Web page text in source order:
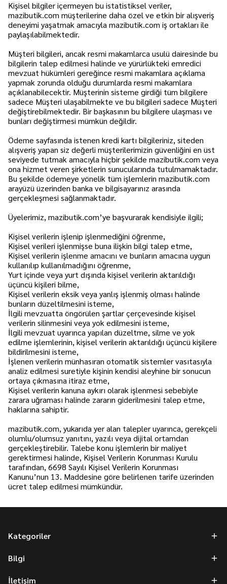
Kişisel bilgiler içermeyen bu istatistiksel veriler,
mazibutik.com müşterilerine daha özel ve etkin bir alışveriş
deneyimi yaşatmak amacıyla mazibutik.com iş ortakları ile
paylaşılabilmektedir.
Müşteri bilgileri, ancak resmi makamlarca usulü dairesinde bu
bilgilerin talep edilmesi halinde ve yürürlükteki emredici
mevzuat hükümleri gereğince resmi makamlara açıklama
yapmak zorunda olduğu durumlarda resmi makamlara
açıklanabilecektir. Müşterinin sisteme girdiği tüm bilgilere
sadece Müşteri ulaşabilmekte ve bu bilgileri sadece Müşteri
değiştirebilmektedir. Bir başkasının bu bilgilere ulaşması ve
bunları değiştirmesi mümkün değildir.
Ödeme sayfasında istenen kredi kartı bilgileriniz, siteden
alışveriş yapan siz değerli müşterilerimizin güvenliğini en üst
seviyede tutmak amacıyla hiçbir şekilde mazibutik.com veya
ona hizmet veren şirketlerin sunucularında tutulmamaktadır.
Bu şekilde ödemeye yönelik tüm işlemlerin mazibutik.com
arayüzü üzerinden banka ve bilgisayarınız arasında
gerçekleşmesi sağlanmaktadır.
Üyelerimiz, mazibutik.com’ye başvurarak kendisiyle ilgili;
Kişisel verilerin işlenip işlenmediğini öğrenme,
Kişisel verileri işlenmişse buna ilişkin bilgi talep etme,
Kişisel verilerin işlenme amacını ve bunların amacına uygun
kullanılıp kullanılmadığını öğrenme,
Yurt içinde veya yurt dışında kişisel verilerin aktarıldığı
üçüncü kişileri bilme,
Kişisel verilerin eksik veya yanlış işlenmiş olması halinde
bunların düzeltilmesini isteme,
İlgili mevzuatta öngörülen şartlar çerçevesinde kişisel
verilerin silinmesini veya yok edilmesini isteme,
İlgili mevzuat uyarınca yapılan düzeltme, silme ve yok
edilme işlemlerinin, kişisel verilerin aktarıldığı üçüncü kişilere
bildirilmesini isteme,
İşlenen verilerin münhasıran otomatik sistemler vasıtasıyla
analiz edilmesi suretiyle kişinin kendisi aleyhine bir sonucun
ortaya çıkmasına itiraz etme,
Kişisel verilerin kanuna aykırı olarak işlenmesi sebebiyle
zarara uğraması halinde zararın giderilmesini talep etme,
haklarına sahiptir.
mazibutik.com, yukarıda yer alan talepler uyarınca, gerekçeli
olumlu/olumsuz yanıtını, yazılı veya dijital ortamdan
gerçekleştirebilir. Talebe konu işlemlerin bir maliyet
gerektirmesi halinde, Kişisel Verilerin Korunması Kurulu
tarafından, 6698 Sayılı Kişisel Verilerin Korunması
Kanunu’nun 13. Maddesine göre belirlenen tarife üzerinden
ücret talep edilmesi mümkündür.
Kategoriler
Bilgi
İletişim